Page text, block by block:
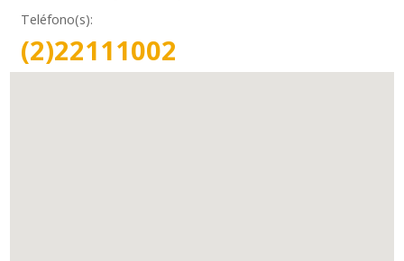
Teléfono(s):
(2)22111002